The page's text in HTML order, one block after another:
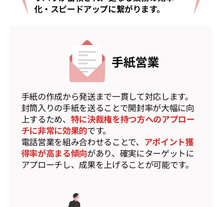
化・スピードアップに繋がります。
手紙営業
手紙の作成から発送まで一貫して対応します。
封筒入りの手紙を送ることで開封率が大幅に向
上するため、 特に決裁権を持つ方へのアプロー
チに非常に効果的です。
電話営業を組み合わせることで、 アポイント獲
得率が高まる傾向があり、確実にターゲットに
アプローチし、成果を上げることが可能です。